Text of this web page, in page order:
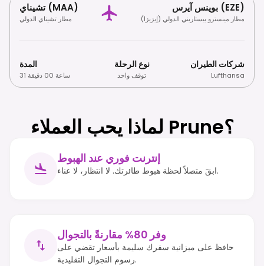
تشيناي (MAA)
مطار تشيناي الدولي
بوينس آيرس (EZE)
مطار مينسترو بيستاريني الدولي (إيزيزا)
المدة
31 ساعة 00 دقيقة
نوع الرحلة
توقف واحد
شركات الطيران
Lufthansa
لماذا يحب العملاء Prune؟
إنترنت فوري عند الهبوط
ابقَ متصلاً لحظة هبوط طائرتك. لا انتظار، لا عناء.
وفر 80% مقارنةً بالتجوال
حافظ على ميزانية سفرك سليمة بأسعار تقضي على
رسوم التجوال التقليدية.